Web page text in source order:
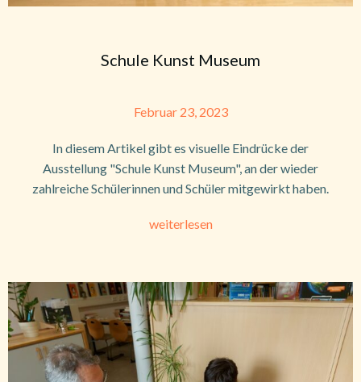
Schule Kunst Museum
Februar 23, 2023
In diesem Artikel gibt es visuelle Eindrücke der
Ausstellung "Schule Kunst Museum", an der wieder
zahlreiche Schülerinnen und Schüler mitgewirkt haben.
weiterlesen